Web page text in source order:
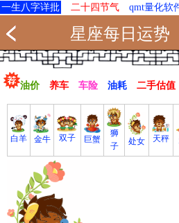
一生八字详批 二十四节气 qmt量化软
星座每日运势
油价 养车 车险 油耗 二手估值
白羊 金牛 双子 巨蟹
狮
子
处女 天秤